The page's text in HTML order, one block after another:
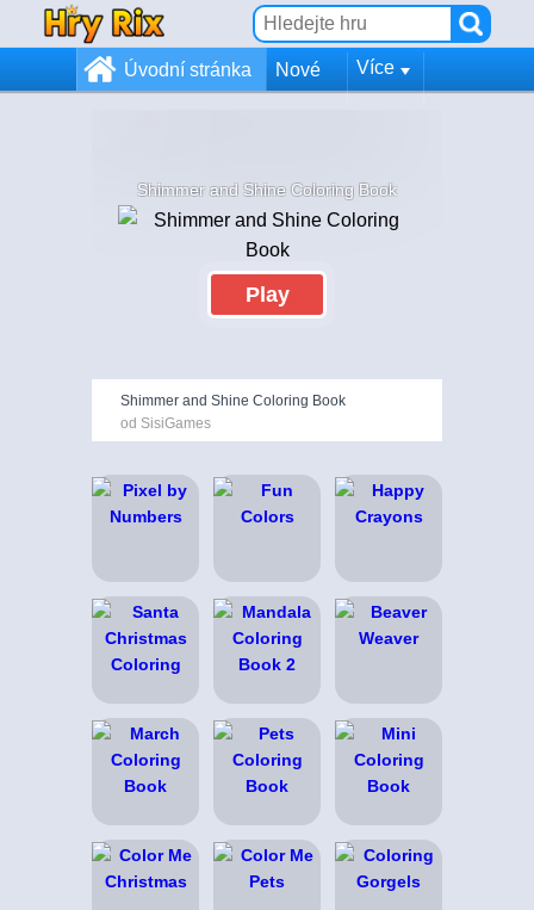
Úvodní stránka Nové Více
Shimmer and Shine Coloring Book
Play
Shimmer and Shine Coloring Book
od SisiGames